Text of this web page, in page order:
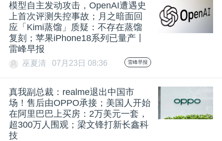
公
开
活
模型自主发动攻击，OpenAI遭遇史
上首次评测失控事故；月之暗面回
应「Kimi蒸馏」质疑：不存在蒸馏
复刻；苹果iPhone18系列已量产丨
雷峰早报
巫夏清 07月23日 08:36 雷峰早报
真我副总裁：realme退出中国市
场！售后由OPPO承接；美国人开始
在阿里巴巴上买房：2万美元一套，
超300万人围观；梁文锋打新长鑫科
技